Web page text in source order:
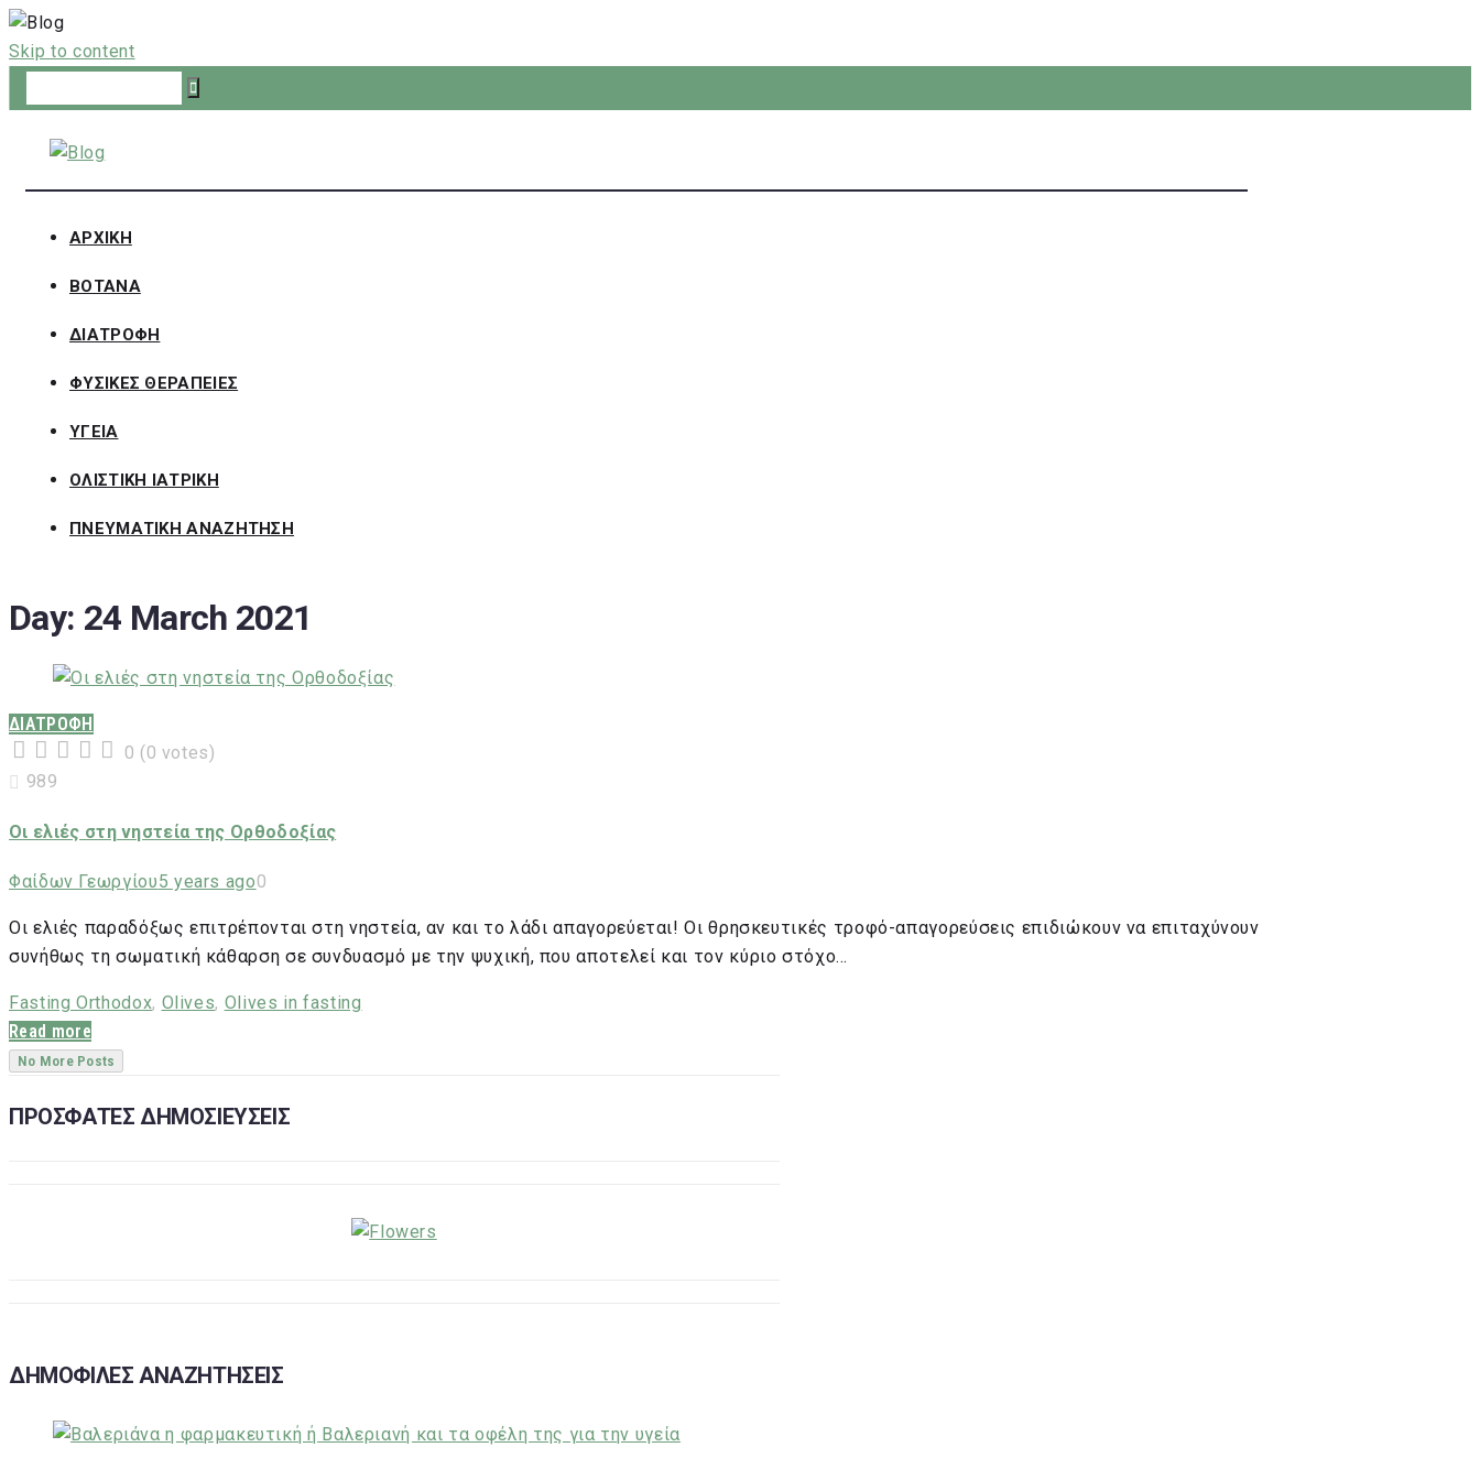
Skip to content
ΑΡΧΙΚΗ
ΒΟΤΑΝΑ
ΔΙΑΤΡΟΦΗ
ΦΥΣΙΚΕΣ ΘΕΡΑΠΕΙΕΣ
ΥΓΕΙΑ
ΟΛΙΣΤΙΚΗ ΙΑΤΡΙΚΗ
ΠΝΕΥΜΑΤΙΚΗ ΑΝΑΖΗΤΗΣΗ
Day: 24 March 2021
ΔΙΑΤΡΟΦΗ
2
1
0 (0 votes)
989
Οι ελιές στη νηστεία της Ορθοδοξίας
Φαίδων Γεωργίου5 years ago0
Οι ελιές παραδόξως επιτρέπονται στη νηστεία, αν και το λάδι απαγορεύεται​! Οι θρησκευτικές τροφό-απαγορεύσεις επιδιώκουν να επιταχύνουν
συνήθως τη σωματική κάθαρση σε συνδυασμό με την ψυχική, που αποτελεί και τον κύριο στόχο…
Fasting Orthodox, Olives, Olives in fasting
Read more
No More Posts
ΠΡΟΣΦΑΤΕΣ ΔΗΜΟΣΙΕΥΣΕΙΣ
ΔΗΜΟΦΙΛΕΣ ΑΝΑΖΗΤΗΣΕΙΣ